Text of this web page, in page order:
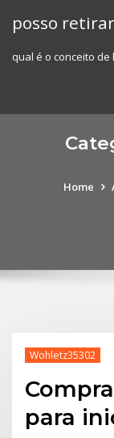
posso
qual é o conceito
Home
Wohletz35302
para